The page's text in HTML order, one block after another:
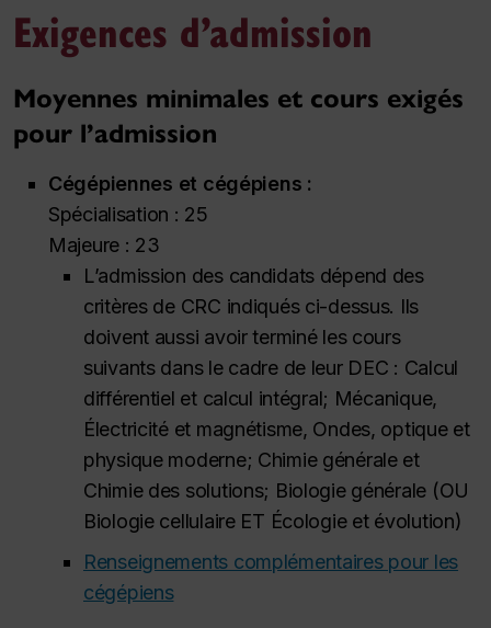
Exigences d’admission
Moyennes minimales et cours exigés
pour l’admission
Cégépiennes et cégépiens :
Spécialisation : 25
Majeure : 23
L’admission des candidats dépend des
critères de CRC indiqués ci-dessus. Ils
doivent aussi avoir terminé les cours
suivants dans le cadre de leur DEC : Calcul
différentiel et calcul intégral; Mécanique,
Électricité et magnétisme, Ondes, optique et
physique moderne; Chimie générale et
Chimie des solutions; Biologie générale (OU
Biologie cellulaire ET Écologie et évolution)
Renseignements complémentaires pour les
cégépiens